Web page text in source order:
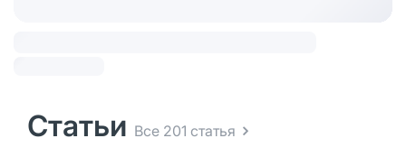
Статьи Все 201 статья